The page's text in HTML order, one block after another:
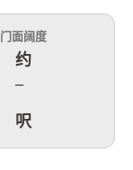
门面阔度
约
–
呎